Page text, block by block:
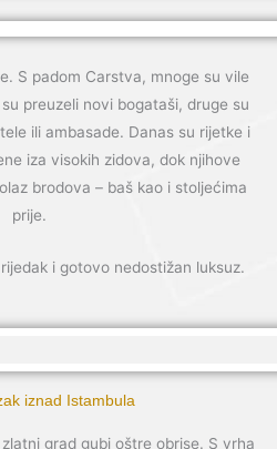
S padom Carstva, mnoge su vile
preuzeli novi bogataši, druge su
ili ambasade. Danas su rijetke i
iza visokih zidova, dok njihove
brodova – baš kao i stoljećima
prije.
i gotovo nedostižan luksuz.
iznad Istambula
grad gubi oštre obrise. S vrha